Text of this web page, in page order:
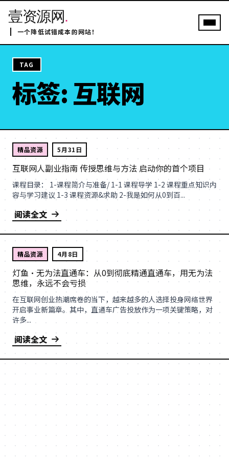
壹资源网.
一个降低试错成本的网站！
TAG
标签: 互联网
精品资源 5月31日
互联网人副业指南 传授思维与方法 启动你的首个项目
课程目录： 1-课程简介与准备/ 1-1 课程导学 1-2 课程重点知识内
容与学习建议 1-3 课程资源&求助 2-我是如何从0到百...
阅读全文
精品资源 4月8日
灯鱼·无为法直通车：从0到彻底精通直通车，用无为法
思维，永远不会亏损
在互联网创业热潮席卷的当下，越来越多的人选择投身网络世界
开启事业新篇章。其中，直通车广告投放作为一项关键策略，对
许多...
阅读全文